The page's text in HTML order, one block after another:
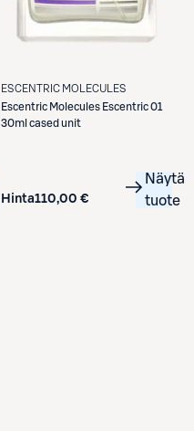
ESCENTRIC MOLECULES
Escentric Molecules Escentric 01
30ml cased unit
Hinta110,00 €
Näytä
tuote